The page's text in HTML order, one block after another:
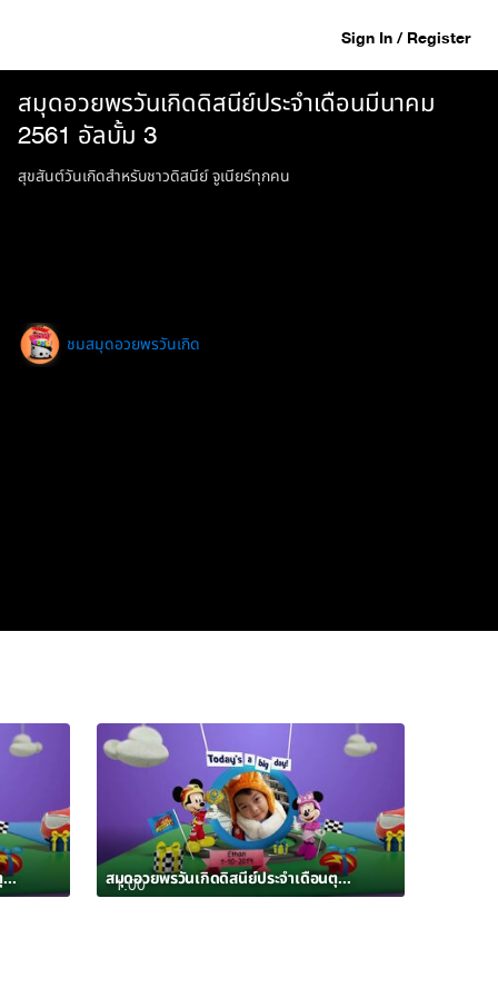
Sign In / Register
สมุดอวยพรวันเกิดดิสนีย์ประจำเดือนมีนาคม
2561 อัลบั้ม 3
สุขสันต์วันเกิดสำหรับชาวดิสนีย์ จูเนียร์ทุกคน
ชมสมุดอวยพรวันเกิด
สมุดอวยพรวันเกิดดิสนีย์ประจำเดือนตุลาคม 2562 อัลบั้ม 12 1:00 สมุดอวยพรวันเกิดดิสนีย์ประจำเดือนตุลาคม 2562 อัลบั้ม 11